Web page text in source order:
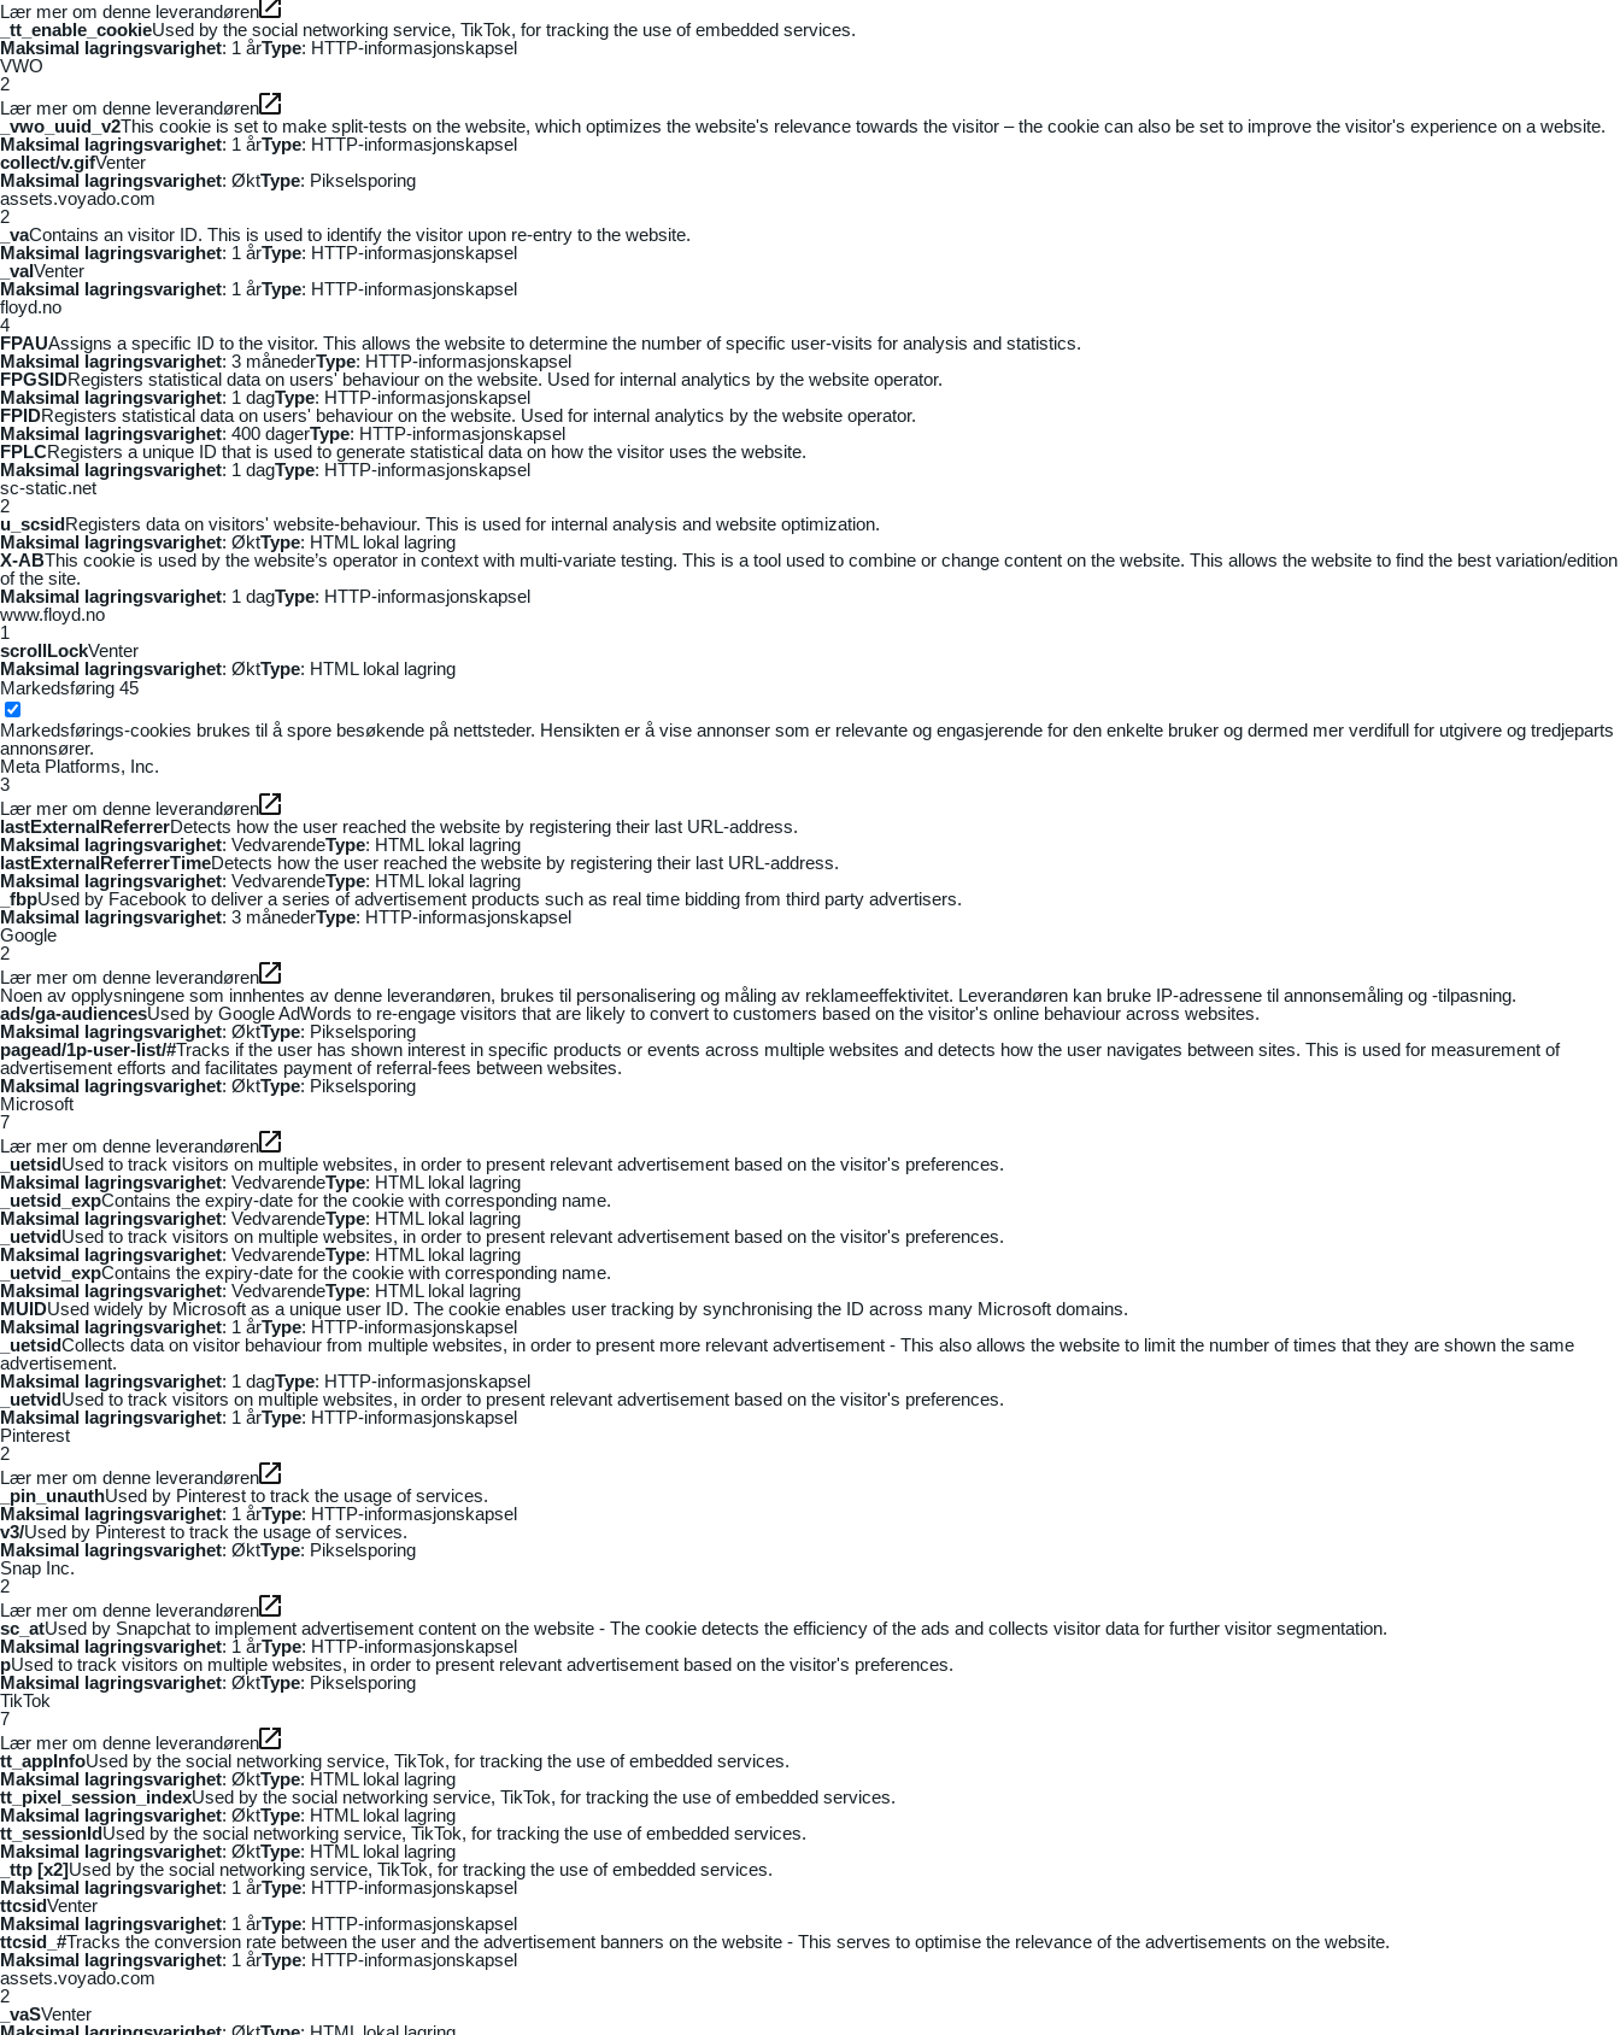
Lær mer om denne leverandøren
_tt_enable_cookieUsed by the social networking service, TikTok, for tracking the use of embedded services.
Maksimal lagringsvarighet: 1 årType: HTTP-informasjonskapsel
VWO
2
Lær mer om denne leverandøren
_vwo_uuid_v2This cookie is set to make split-tests on the website, which optimizes the website's relevance towards the visitor – the cookie can also be set to improve the visitor's experience on a website.
Maksimal lagringsvarighet: 1 årType: HTTP-informasjonskapsel
collect/v.gifVenter
Maksimal lagringsvarighet: ØktType: Pikselsporing
assets.voyado.com
2
_vaContains an visitor ID. This is used to identify the visitor upon re-entry to the website.
Maksimal lagringsvarighet: 1 årType: HTTP-informasjonskapsel
_vaIVenter
Maksimal lagringsvarighet: 1 årType: HTTP-informasjonskapsel
floyd.no
4
FPAUAssigns a specific ID to the visitor. This allows the website to determine the number of specific user-visits for analysis and statistics.
Maksimal lagringsvarighet: 3 månederType: HTTP-informasjonskapsel
FPGSIDRegisters statistical data on users' behaviour on the website. Used for internal analytics by the website operator.
Maksimal lagringsvarighet: 1 dagType: HTTP-informasjonskapsel
FPIDRegisters statistical data on users' behaviour on the website. Used for internal analytics by the website operator.
Maksimal lagringsvarighet: 400 dagerType: HTTP-informasjonskapsel
FPLCRegisters a unique ID that is used to generate statistical data on how the visitor uses the website.
Maksimal lagringsvarighet: 1 dagType: HTTP-informasjonskapsel
sc-static.net
2
u_scsidRegisters data on visitors' website-behaviour. This is used for internal analysis and website optimization.
Maksimal lagringsvarighet: ØktType: HTML lokal lagring
X-ABThis cookie is used by the website’s operator in context with multi-variate testing. This is a tool used to combine or change content on the website. This allows the website to find the best variation/edition
of the site.
Maksimal lagringsvarighet: 1 dagType: HTTP-informasjonskapsel
www.floyd.no
1
scrollLockVenter
Maksimal lagringsvarighet: ØktType: HTML lokal lagring
Markedsføring 45
Markedsførings-cookies brukes til å spore besøkende på nettsteder. Hensikten er å vise annonser som er relevante og engasjerende for den enkelte bruker og dermed mer verdifull for utgivere og tredjeparts
annonsører.
Meta Platforms, Inc.
3
Lær mer om denne leverandøren
lastExternalReferrerDetects how the user reached the website by registering their last URL-address.
Maksimal lagringsvarighet: VedvarendeType: HTML lokal lagring
lastExternalReferrerTimeDetects how the user reached the website by registering their last URL-address.
Maksimal lagringsvarighet: VedvarendeType: HTML lokal lagring
_fbpUsed by Facebook to deliver a series of advertisement products such as real time bidding from third party advertisers.
Maksimal lagringsvarighet: 3 månederType: HTTP-informasjonskapsel
Google
2
Lær mer om denne leverandøren
Noen av opplysningene som innhentes av denne leverandøren, brukes til personalisering og måling av reklameeffektivitet. Leverandøren kan bruke IP-adressene til annonsemåling og -tilpasning.
ads/ga-audiencesUsed by Google AdWords to re-engage visitors that are likely to convert to customers based on the visitor's online behaviour across websites.
Maksimal lagringsvarighet: ØktType: Pikselsporing
pagead/1p-user-list/#Tracks if the user has shown interest in specific products or events across multiple websites and detects how the user navigates between sites. This is used for measurement of
advertisement efforts and facilitates payment of referral-fees between websites.
Maksimal lagringsvarighet: ØktType: Pikselsporing
Microsoft
7
Lær mer om denne leverandøren
_uetsidUsed to track visitors on multiple websites, in order to present relevant advertisement based on the visitor's preferences.
Maksimal lagringsvarighet: VedvarendeType: HTML lokal lagring
_uetsid_expContains the expiry-date for the cookie with corresponding name.
Maksimal lagringsvarighet: VedvarendeType: HTML lokal lagring
_uetvidUsed to track visitors on multiple websites, in order to present relevant advertisement based on the visitor's preferences.
Maksimal lagringsvarighet: VedvarendeType: HTML lokal lagring
_uetvid_expContains the expiry-date for the cookie with corresponding name.
Maksimal lagringsvarighet: VedvarendeType: HTML lokal lagring
MUIDUsed widely by Microsoft as a unique user ID. The cookie enables user tracking by synchronising the ID across many Microsoft domains.
Maksimal lagringsvarighet: 1 årType: HTTP-informasjonskapsel
_uetsidCollects data on visitor behaviour from multiple websites, in order to present more relevant advertisement - This also allows the website to limit the number of times that they are shown the same
advertisement.
Maksimal lagringsvarighet: 1 dagType: HTTP-informasjonskapsel
_uetvidUsed to track visitors on multiple websites, in order to present relevant advertisement based on the visitor's preferences.
Maksimal lagringsvarighet: 1 årType: HTTP-informasjonskapsel
Pinterest
2
Lær mer om denne leverandøren
_pin_unauthUsed by Pinterest to track the usage of services.
Maksimal lagringsvarighet: 1 årType: HTTP-informasjonskapsel
v3/Used by Pinterest to track the usage of services.
Maksimal lagringsvarighet: ØktType: Pikselsporing
Snap Inc.
2
Lær mer om denne leverandøren
sc_atUsed by Snapchat to implement advertisement content on the website - The cookie detects the efficiency of the ads and collects visitor data for further visitor segmentation.
Maksimal lagringsvarighet: 1 årType: HTTP-informasjonskapsel
pUsed to track visitors on multiple websites, in order to present relevant advertisement based on the visitor's preferences.
Maksimal lagringsvarighet: ØktType: Pikselsporing
TikTok
7
Lær mer om denne leverandøren
tt_appInfoUsed by the social networking service, TikTok, for tracking the use of embedded services.
Maksimal lagringsvarighet: ØktType: HTML lokal lagring
tt_pixel_session_indexUsed by the social networking service, TikTok, for tracking the use of embedded services.
Maksimal lagringsvarighet: ØktType: HTML lokal lagring
tt_sessionIdUsed by the social networking service, TikTok, for tracking the use of embedded services.
Maksimal lagringsvarighet: ØktType: HTML lokal lagring
_ttp [x2]Used by the social networking service, TikTok, for tracking the use of embedded services.
Maksimal lagringsvarighet: 1 årType: HTTP-informasjonskapsel
ttcsidVenter
Maksimal lagringsvarighet: 1 årType: HTTP-informasjonskapsel
ttcsid_#Tracks the conversion rate between the user and the advertisement banners on the website - This serves to optimise the relevance of the advertisements on the website.
Maksimal lagringsvarighet: 1 årType: HTTP-informasjonskapsel
assets.voyado.com
2
_vaSVenter